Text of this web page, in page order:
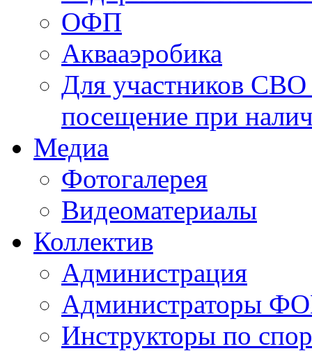
ОФП
Аквааэробика
Для участников СВО
посещение при
Медиа
Фотогалерея
Видеоматериалы
Коллектив
Администрация
Администраторы
Инструкторы по